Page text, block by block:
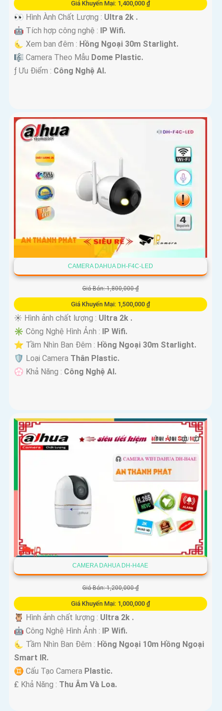
Giá Khuyến Mại: 1,400,000 ₫
👀 Hình Ành Chất Lượng : Ultra 2k .
🤖️ Tích hợp công nghệ :
IP Wifi.
🌜 Xem ban đêm : Hồng Ngoại 30m Starlight.
🎼️ Camera Theo Mẫu Dome Plastic.
️ƒ Ưu Điểm : Công Nghệ AI.
CAMERA DAHUA DH-F4C-LED
Giá Bán: 1,800,000 ₫
Giá Khuyến Mại: 1,500,000 ₫
☀️ Hình ảnh chất lượng : Ultra 2k .
✳️ Công Nghệ Hình Ảnh :
IP Wifi.
⭐ Tầm Nhìn Ban Đêm : Hồng Ngoại 30m Starlight.
🛡 Loại Camera Thân Plastic.
️💮 Khả Năng : Công Nghệ AI.
CAMERA DAHUA DH-H4AE
Giá Bán: 1,200,000 ₫
Giá Khuyến Mại: 1,000,000 ₫
🦉 Hình ảnh chất lượng : Ultra 2k .
🤖️ Công Nghệ Hình Ảnh :
IP Wifi.
🌜 Tầm Nhìn Ban Đêm : Hồng Ngoại 10m Hồng Ngoại
Smart IR.
♊ Cấu Tạo Camera Plastic.
️₤ Khả Năng : Thu Âm Và Loa.